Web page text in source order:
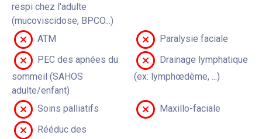
respi chez l'adulte
(mucoviscidose, BPCO...)
ATM
Paralysie faciale
PEC des apnées du
sommeil (SAHOS
adulte/enfant)
Drainage lymphatique
(ex: lymphœdème, ...)
Soins palliatifs
Maxillo-faciale
Rééduc des